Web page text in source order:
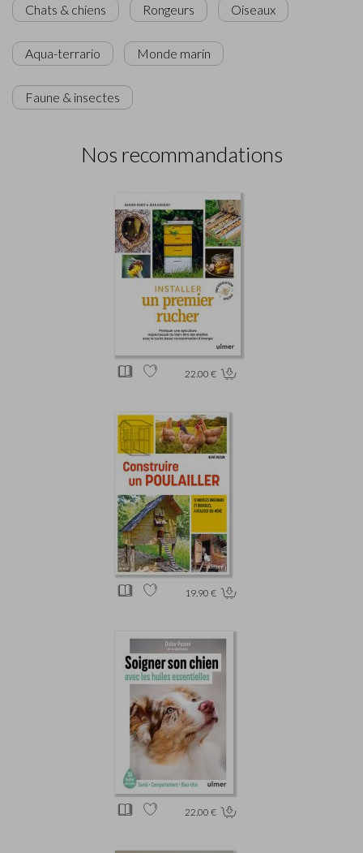
Chats & chiens Rongeurs Oiseaux
Aqua-terrario Monde marin
Faune & insectes
Nos recommandations
22.00 €
19.90 €
22.00 €